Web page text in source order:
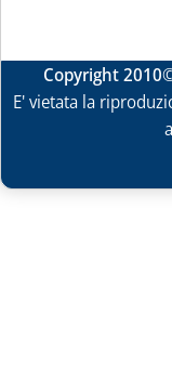
Copyright 2010
E' vietata la